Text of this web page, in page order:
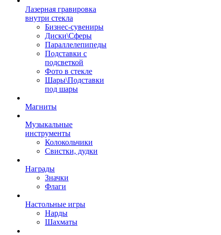
Лазерная гравировка
внутри стекла
Бизнес-сувениры
Диски\Сферы
Параллелепипеды
Подставки с
подсветкой
Фото в стекле
Шары\Подставки
под шары
Магниты
Музыкальные
инструменты
Колокольчики
Свистки, дудки
Награды
Значки
Флаги
Настольные игры
Нарды
Шахматы